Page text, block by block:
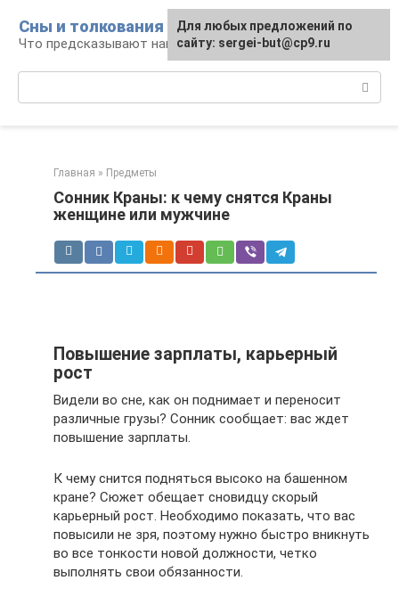
контенту
Сны и толкования
Что предсказывают нам наши сны
Главная » Предметы
Сонник Краны: к чему снятся Краны
женщине или мужчине
Повышение зарплаты, карьерный
рост
Видели во сне, как он поднимает и переносит
различные грузы? Сонник сообщает: вас ждет
повышение зарплаты.
К чему снится подняться высоко на башенном
кране? Сюжет обещает сновидцу скорый
карьерный рост. Необходимо показать, что вас
повысили не зря, поэтому нужно быстро вникнуть
во все тонкости новой должности, четко
выполнять свои обязанности.
Для любых предложений по
сайту: sergei-but@cp9.ru